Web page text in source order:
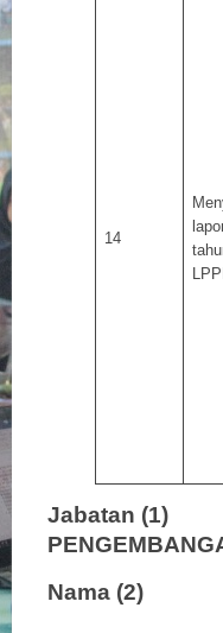
14
Jabatan (1) :
Nama (2) :